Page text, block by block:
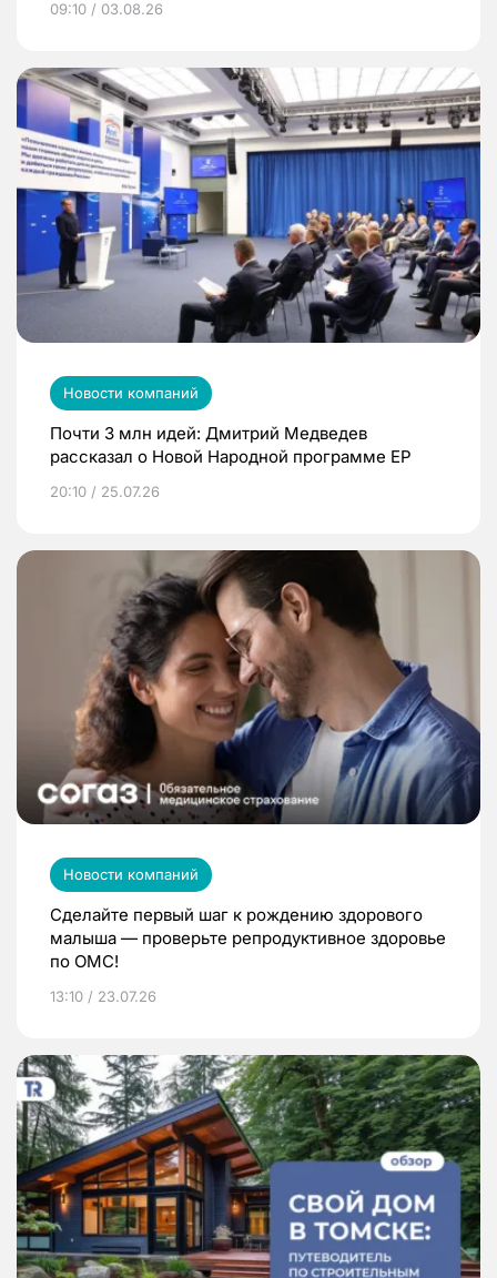
09:10 / 03.08.26
Новости компаний
Почти 3 млн идей: Дмитрий Медведев
рассказал о Новой Народной программе ЕР
20:10 / 25.07.26
Новости компаний
Сделайте первый шаг к рождению здорового
малыша — проверьте репродуктивное здоровье
по ОМС!
13:10 / 23.07.26